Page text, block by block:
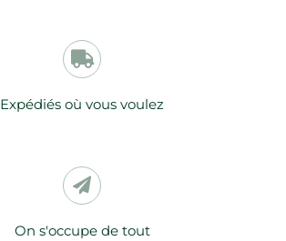
Expédiés où vous voulez
On s'occupe de tout